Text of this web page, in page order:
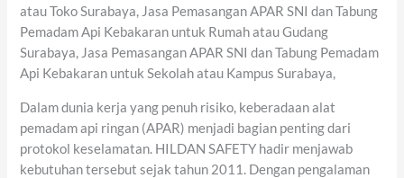
atau Toko Surabaya, Jasa Pemasangan APAR SNI dan Tabung
Pemadam Api Kebakaran untuk Rumah atau Gudang
Surabaya, Jasa Pemasangan APAR SNI dan Tabung Pemadam
Api Kebakaran untuk Sekolah atau Kampus Surabaya,
Dalam dunia kerja yang penuh risiko, keberadaan alat
pemadam api ringan (APAR) menjadi bagian penting dari
protokol keselamatan. HILDAN SAFETY hadir menjawab
kebutuhan tersebut sejak tahun 2011. Dengan pengalaman